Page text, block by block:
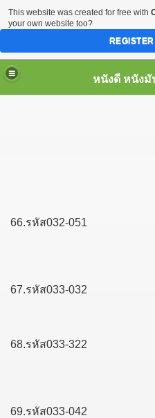
66.รหัส032-051
67.รหัส033-032
68.รหัส033-322
69.รหัส033-042
This website was created for free with
your own website too?